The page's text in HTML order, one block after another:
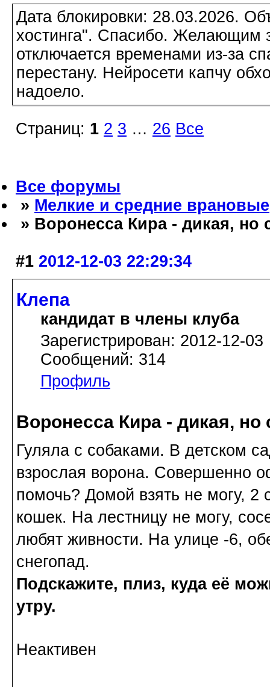
Дата блокировки: 28.03.2026.
хостинга". Спасибо. Желающим
отключается временами из-за
перестану. Нейросети капчу
надоело.
Страниц: 1 2 3 … 26 Все
Все форумы
» Мелкие и средние врановые
» Воронесса Кира - дикая, но
#1 2012-12-03 22:29:34
Клепа
кандидат в члены клуба
Зарегистрирован: 2012-12-03
Сообщений: 314
Профиль
Воронесса Кира - дикая, но
Гуляла с собаками. В детском
взрослая ворона. Совершенно
помочь? Домой взять не могу, 2
кошек. На лестницу не могу,
любят живности. На улице -6,
снегопад.
Подскажите, плиз, куда её
утру.
Неактивен